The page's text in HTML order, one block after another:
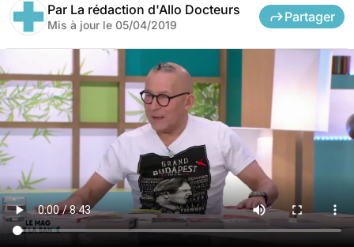
Par La rédaction d'Allo Docteurs
Mis à jour le 05/04/2019
Partager